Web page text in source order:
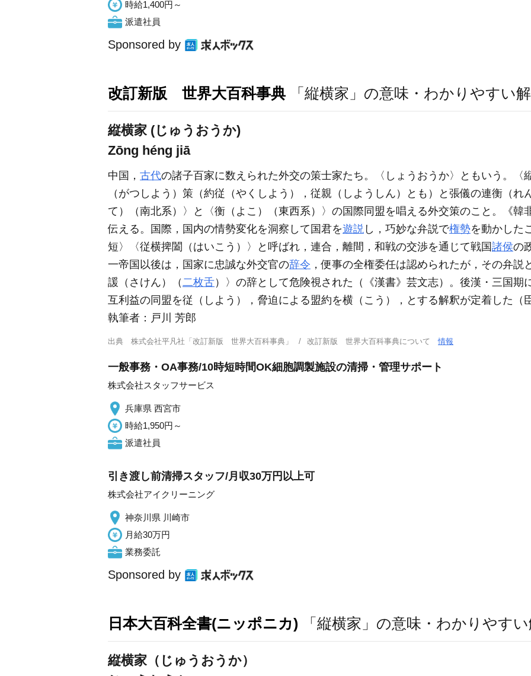
時給1,400円～
派遣社員
Sponsored by
改訂新版 世界大百科事典 「縦横家」の意味・わかりやすい
縦横家 (じゅうおうか)
Zōng héng jiā
中国， 古代の諸子百家に数えられた外交の策士家たち。〈しょうおうか〉ともいう。〈
（がつしよう）策（約従（やくしよう），従親（しようしん）とも）と張儀の連衡（れ
て）（南北系）〉と〈衡（よこ）（東西系）〉の国際同盟を唱える外交策のこと。《韓
伝える。国際，国内の情勢変化を洞察して国君を遊説 し，巧妙な弁説で権勢を動かした
短〉〈従横捭闔（はいこう）〉と呼ばれ，連合，離間，和戦の交渉を通じて戦国諸侯の
一帝国以後は，国家に忠誠な外交官の辞令 ，便事の全権委任は認められたが，その弁
諼（さけん）（二枚舌）〉の辞として危険視された（《漢書》芸文志）。後漢・三国期
互利益の同盟を従（しよう），脅迫による盟約を横（こう），とする解釈が定着した（
執筆者： 戸川 芳郎
出典 株式会社平凡社「改訂新版 世界大百科事典」 改訂新版 世界大百科事典について情報
一般事務・OA事務/10時短時間OK細胞調製施設の清掃・管理サポート
株式会社スタッフサービス
兵庫県 西宮市
時給1,950円～
派遣社員
引き渡し前清掃スタッフ/月収30万円以上可
株式会社アイクリーニング
神奈川県 川崎市
月給30万円
業務委託
Sponsored by
日本大百科全書(ニッポニカ) 「縦横家」の意味・わかりやす
縦横家（じゅうおうか）